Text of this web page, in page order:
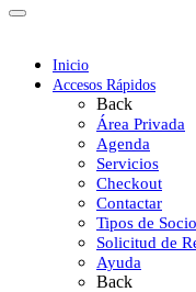
Inicio
Accesos Rápidos
Back
Área Privada
Agenda
Servicios
Checkout
Contactar
Tipos de
Solicitud de
Ayuda
Back